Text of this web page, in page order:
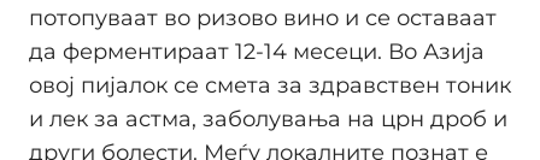
потопуваат во ризово вино и се оставаат
да ферментираат 12-14 месеци. Во Азија
овој пијалок се смета за здравствен тоник
и лек за астма, заболувања на црн дроб и
други болести. Меѓу локалните познат е